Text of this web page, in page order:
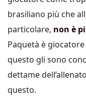
brasiliano più che
particolare, non è
Paquetà è
questo gli sono
dettame
questo.